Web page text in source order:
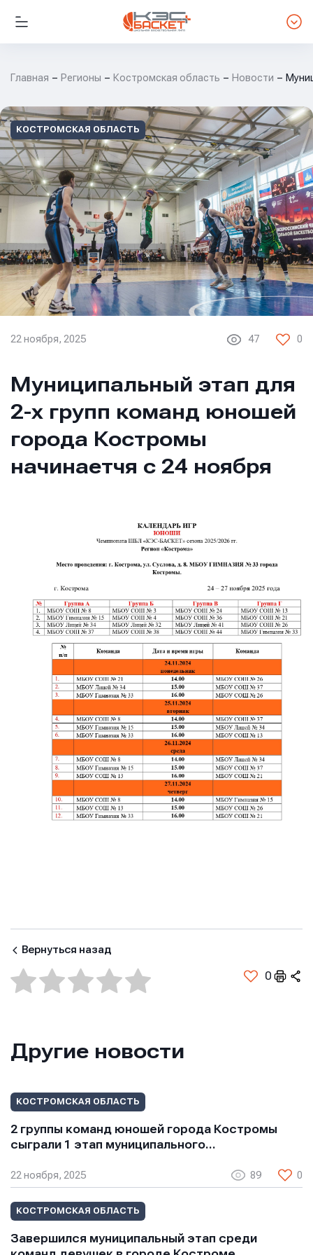
Главная Регионы Костромская область Новости
КОСТРОМСКАЯ ОБЛАСТЬ
22 ноября, 2025 47 0
Муниципальный этап для
2-х групп команд юношей
города Костромы
начинаетчя с 24 ноября
Вернуться назад
0
Другие новости
КОСТРОМСКАЯ ОБЛАСТЬ
2 группы команд юношей города Костромы
сыграли 1 этап муниципального…
22 ноября, 2025 89 0
КОСТРОМСКАЯ ОБЛАСТЬ
Завершился муниципальный этап среди
Имя
E-mail
Телефон
Сообщение
Имя
E-mail
Телефон
Сообщение
E-mail
Телефон